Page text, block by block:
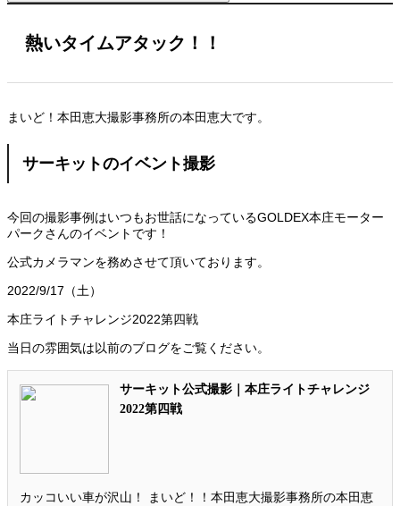
熱いタイムアタック！！
まいど！本田恵大撮影事務所の本田恵大です。
サーキットのイベント撮影
今回の撮影事例はいつもお世話になっているGOLDEX本庄モーター
パークさんのイベントです！
公式カメラマンを務めさせて頂いております。
2022/9/17（土）
本庄ライトチャレンジ2022第四戦
当日の雰囲気は以前のブログをご覧ください。
サーキット公式撮影｜本庄ライトチャレンジ
2022第四戦
カッコいい車が沢山！ まいど！！本田恵大撮影事務所の本田恵